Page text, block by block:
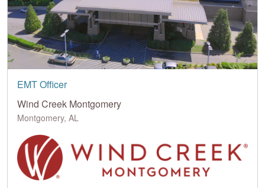
EMT Officer
Wind Creek Montgomery
Montgomery, AL